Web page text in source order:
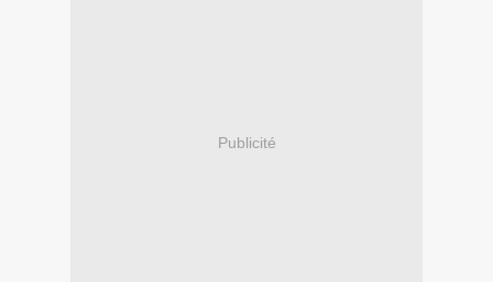
Publicité